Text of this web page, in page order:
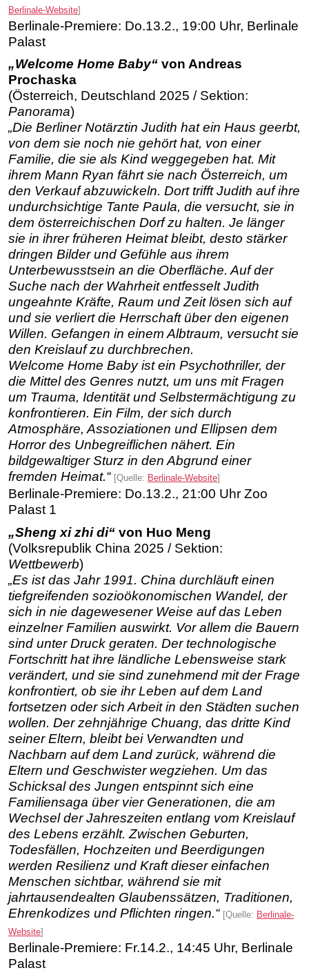
Berlinale-Website]
Berlinale-Premiere: Do.13.2., 19:00 Uhr, Berlinale
Palast
„Welcome Home Baby“ von Andreas
Prochaska
(Österreich, Deutschland 2025 / Sektion:
Panorama)
„Die Berliner Notärztin Judith hat ein Haus geerbt,
von dem sie noch nie gehört hat, von einer
Familie, die sie als Kind weggegeben hat. Mit
ihrem Mann Ryan fährt sie nach Österreich, um
den Verkauf abzuwickeln. Dort trifft Judith auf ihre
undurchsichtige Tante Paula, die versucht, sie in
dem österreichischen Dorf zu halten. Je länger
sie in ihrer früheren Heimat bleibt, desto stärker
dringen Bilder und Gefühle aus ihrem
Unterbewusstsein an die Oberfläche. Auf der
Suche nach der Wahrheit entfesselt Judith
ungeahnte Kräfte, Raum und Zeit lösen sich auf
und sie verliert die Herrschaft über den eigenen
Willen. Gefangen in einem Albtraum, versucht sie
den Kreislauf zu durchbrechen.
Welcome Home Baby ist ein Psychothriller, der
die Mittel des Genres nutzt, um uns mit Fragen
um Trauma, Identität und Selbstermächtigung zu
konfrontieren. Ein Film, der sich durch
Atmosphäre, Assoziationen und Ellipsen dem
Horror des Unbegreiflichen nähert. Ein
bildgewaltiger Sturz in den Abgrund einer
fremden Heimat.“ [Quelle: Berlinale-Website]
Berlinale-Premiere: Do.13.2., 21:00 Uhr Zoo
Palast 1
„Sheng xi zhi di“ von Huo Meng
(Volksrepublik China 2025 / Sektion:
Wettbewerb)
„Es ist das Jahr 1991. China durchläuft einen
tiefgreifenden sozioökonomischen Wandel, der
sich in nie dagewesener Weise auf das Leben
einzelner Familien auswirkt. Vor allem die Bauern
sind unter Druck geraten. Der technologische
Fortschritt hat ihre ländliche Lebensweise stark
verändert, und sie sind zunehmend mit der Frage
konfrontiert, ob sie ihr Leben auf dem Land
fortsetzen oder sich Arbeit in den Städten suchen
wollen. Der zehnjährige Chuang, das dritte Kind
seiner Eltern, bleibt bei Verwandten und
Nachbarn auf dem Land zurück, während die
Eltern und Geschwister wegziehen. Um das
Schicksal des Jungen entspinnt sich eine
Familiensaga über vier Generationen, die am
Wechsel der Jahreszeiten entlang vom Kreislauf
des Lebens erzählt. Zwischen Geburten,
Todesfällen, Hochzeiten und Beerdigungen
werden Resilienz und Kraft dieser einfachen
Menschen sichtbar, während sie mit
jahrtausendealten Glaubenssätzen, Traditionen,
Ehrenkodizes und Pflichten ringen.“ [Quelle: Berlinale-
Website]
Berlinale-Premiere: Fr.14.2., 14:45 Uhr, Berlinale
Palast